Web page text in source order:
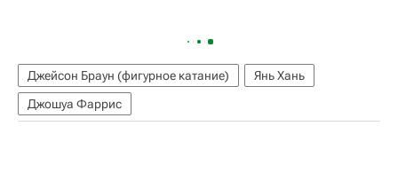
Джейсон Браун (фигурное катание)
Янь Хань
Джошуа Фаррис